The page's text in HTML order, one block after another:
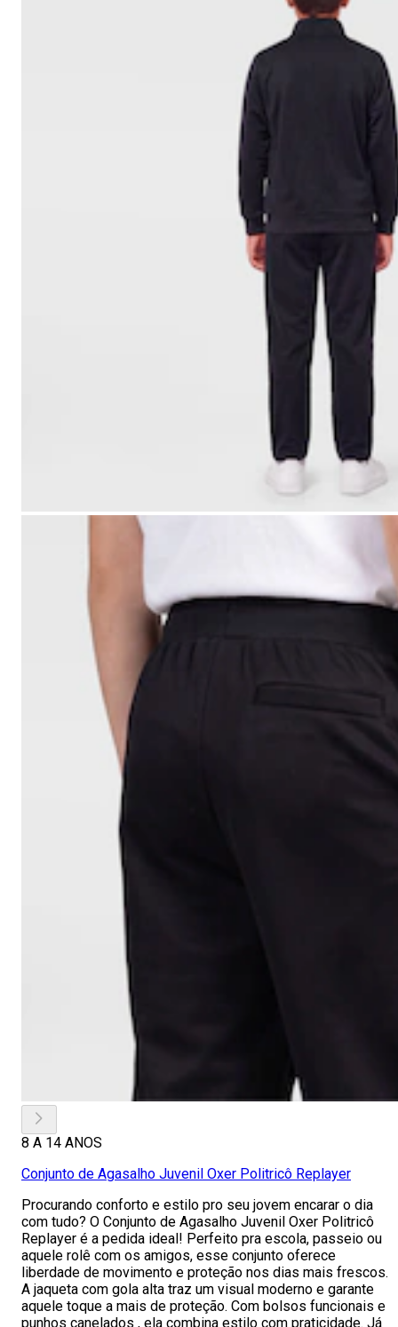
8 A 14 ANOS
Conjunto de Agasalho Juvenil Oxer Politricô Replayer
Procurando conforto e estilo pro seu jovem encarar o dia
com tudo? O Conjunto de Agasalho Juvenil Oxer Politricô
Replayer é a pedida ideal! Perfeito pra escola, passeio ou
aquele rolê com os amigos, esse conjunto oferece
liberdade de movimento e proteção nos dias mais frescos.
A jaqueta com gola alta traz um visual moderno e garante
aquele toque a mais de proteção. Com bolsos funcionais e
punhos canelados , ela combina estilo com praticidade. Já